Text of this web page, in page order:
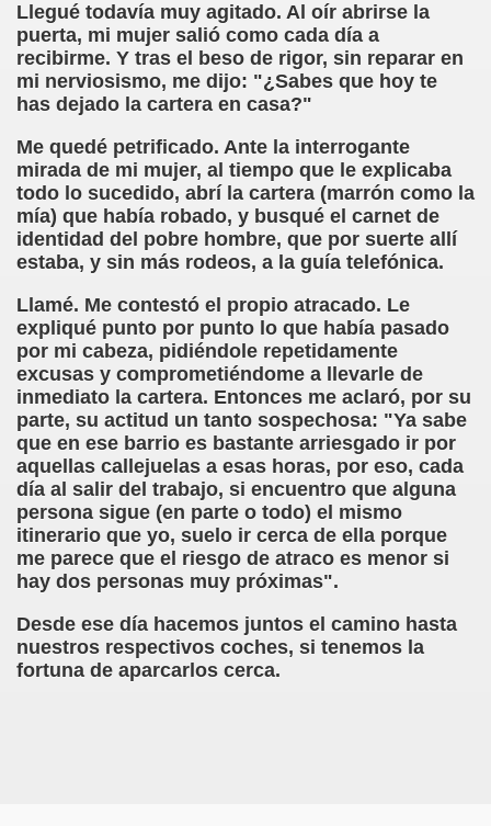
Llegué todavía muy agitado. Al oír abrirse la
puerta, mi mujer salió como cada día a
recibirme. Y tras el beso de rigor, sin reparar en
mi nerviosismo, me dijo: "¿Sabes que hoy te
has dejado la cartera en casa?"
Me quedé petrificado. Ante la interrogante
mirada de mi mujer, al tiempo que le explicaba
todo lo sucedido, abrí la cartera (marrón como la
mía) que había robado, y busqué el carnet de
identidad del pobre hombre, que por suerte allí
estaba, y sin más rodeos, a la guía telefónica.
Llamé. Me contestó el propio atracado. Le
expliqué punto por punto lo que había pasado
por mi cabeza, pidiéndole repetidamente
excusas y comprometiéndome a llevarle de
inmediato la cartera. Entonces me aclaró, por su
parte, su actitud un tanto sospechosa: "Ya sabe
que en ese barrio es bastante arriesgado ir por
aquellas callejuelas a esas horas, por eso, cada
día al salir del trabajo, si encuentro que alguna
persona sigue (en parte o todo) el mismo
itinerario que yo, suelo ir cerca de ella porque
me parece que el riesgo de atraco es menor si
hay dos personas muy próximas".
Desde ese día hacemos juntos el camino hasta
nuestros respectivos coches, si tenemos la
fortuna de aparcarlos cerca.
Anónimo, Caranva Romero y Al-Guien-Más)
(Caranva Romero y Álguienes Más)
Romero)
Espr-once-da y Caranva Romero)
Benaonce y Caranva Romero)
(Eusebió Bastón Blasco y Caranva Romero)
Romero)
Manchado y Caranva Romero)
de Pega y Caranva Romero)
Romero)
Mamancio de la Pradera y Caranva Romero)
y Caranva Romero)
Romero)
(Luis de Góngora Pro Nobis y Caranva Romero)
y Caranva Romero)